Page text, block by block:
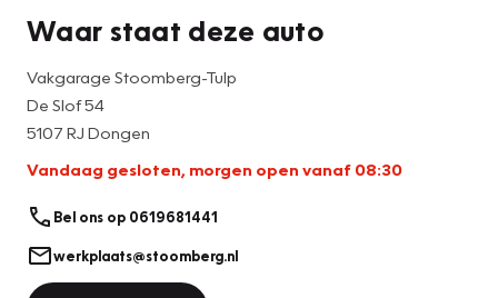
Waar staat deze auto
Vakgarage Stoomberg-Tulp
De Slof 54
5107 RJ Dongen
Vandaag gesloten, morgen open vanaf 08:30
Bel ons op 0619681441
werkplaats@stoomberg.nl